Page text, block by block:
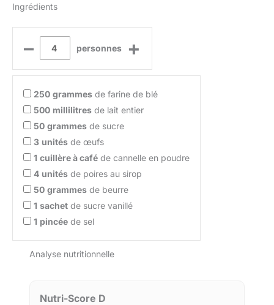
Ingrédients
– personnes +
250 grammes de farine de blé
500 millilitres de lait entier
50 grammes de sucre
3 unités de œufs
1 cuillère à café de cannelle en poudre
4 unités de poires au sirop
50 grammes de beurre
1 sachet de sucre vanillé
1 pincée de sel
Analyse nutritionnelle
Nutri-Score D